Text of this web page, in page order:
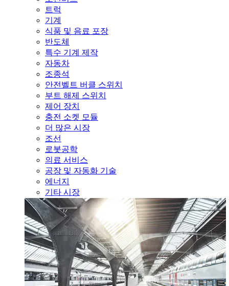
트럭
기계
식품 및 음료 포장
반도체
특수 기계 제작
자동차
조종석
안전벨트 버클 스위치
부트 해제 스위치
제어 장치
충전 소켓 모듈
더 많은 시장
조선
로봇공학
의료 서비스
공장 및 자동화 기술
에너지
기타 시장